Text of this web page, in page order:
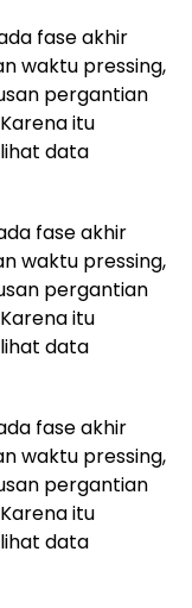
fase akhir
waktu pressing,
pergantian
itu
data
fase akhir
waktu pressing,
pergantian
itu
data
fase akhir
waktu pressing,
pergantian
itu
data